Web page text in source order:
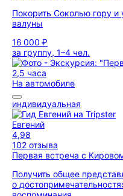
Покорить Соколью гору и
валуны
16 000 ₽
за группу, 1–4 чел.
2,5 часа
На автомобиле
индивидуальная
Евгений
4,98
102 отзыва
Первая встреча с
Получить общее
о